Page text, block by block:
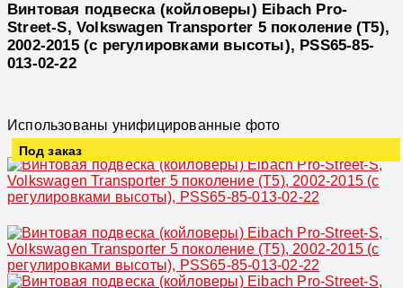
Винтовая подвеска (койловеры) Eibach Pro-
Street-S, Volkswagen Transporter 5 поколение (T5),
2002-2015 (с регулировками высоты), PSS65-85-
013-02-22
Использованы унифицированные фото
Под заказ